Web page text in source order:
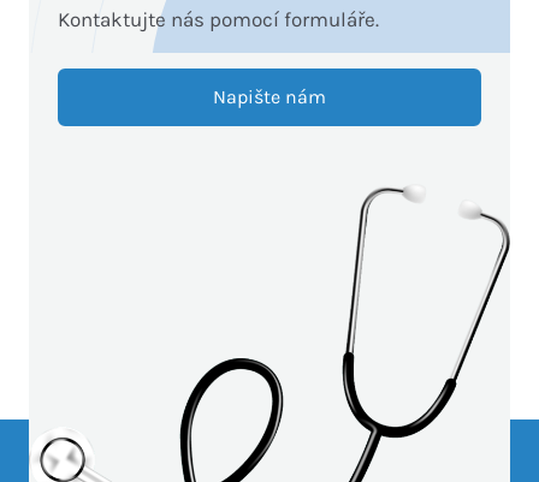
Kontaktujte nás pomocí formuláře.
Napište nám